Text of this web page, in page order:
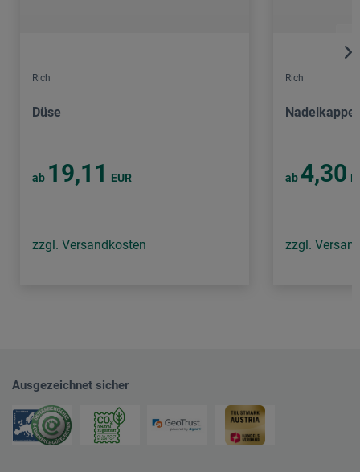
Rich
Düse
ab 19,11 EUR
zzgl. Versandkosten
Rich
Nadelkappe
ab 4,30
zzgl.
Ausgezeichnet sicher